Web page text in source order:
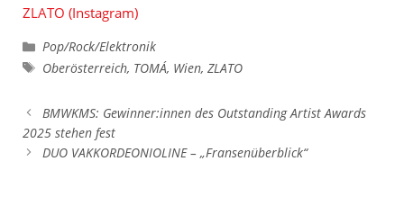
ZLATO (Instagram)
Kategorien
Pop/Rock/Elektronik
Schlagwörter
Oberösterreich, TOMÁ, Wien,ZLATO
BMWKMS: Gewinner:innen des Outstanding Artist Awards
2025 stehen fest
DUO VAKKORDEONIOLINE – „Fransenüberblick“